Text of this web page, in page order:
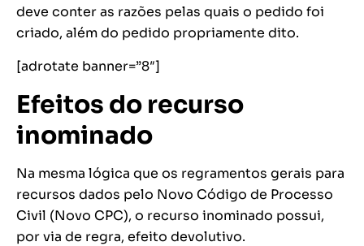
deve conter as razões pelas quais o pedido foi
criado, além do pedido propriamente dito.
[adrotate banner=”8″]
Efeitos do recurso
inominado
Na mesma lógica que os regramentos gerais para
recursos dados pelo Novo Código de Processo
Civil (Novo CPC), o recurso inominado possui,
por via de regra, efeito devolutivo.